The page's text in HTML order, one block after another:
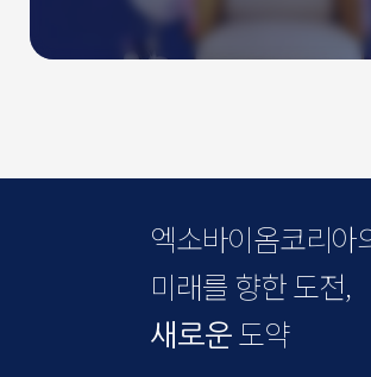
엑소바이옴코리아
미래를 향한도전,
새로운 도약